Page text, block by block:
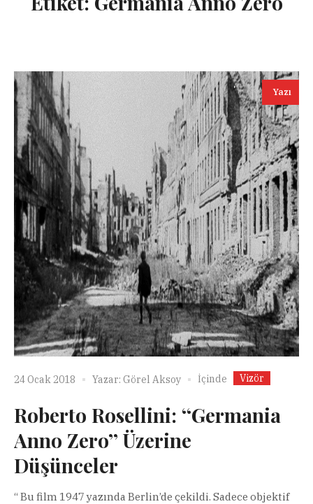
Yazı
24 Ocak 2018 Yazar: Görel Aksoy İçinde Vizör
Roberto Rosellini: ‘‘Germania
Anno Zero’’ Üzerine
Düşünceler
“ Bu film 1947 yazında Berlin’de çekildi. Sadece objektif